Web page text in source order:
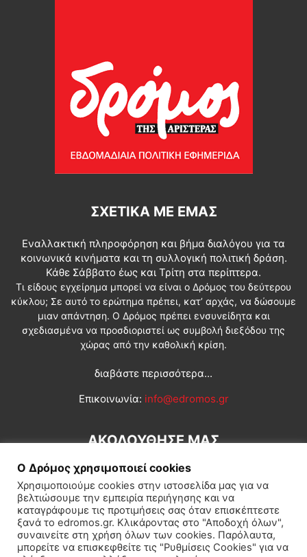
ΣΧΕΤΙΚΆ ΜΕ ΕΜΆΣ
Εναλλακτική πληροφόρηση και βήμα διαλόγου για τα
κοινωνικά κινήματα και τη συλλογική πολιτική δράση.
Κάθε Σάββατο έως και Τρίτη στα περίπτερα.
Τι είδους εγχείρημα μπορεί να είναι ο Δρόμος του δεύτερου
κύκλου; Σε αυτό το ερώτημα πρέπει, κατ’ αρχάς, να δώσουμε
μιαν απάντηση. Ο Δρόμος πρέπει ενσυνείδητα και
σχεδιασμένα να προσδιοριστεί ως συμβολή διεξόδου της
χώρας από την καθολική κρίση.
διαβάστε περισσότερα...
Επικοινωνία: info@edromos.gr
ΑΚΟΛΟΥΘΗΣΕ ΜΑΣ
Εγγραφή συνδρομητή Πολιτική Διεθνή Κοινωνία
Ο Δρόμος χρησιμοποιεί cookies
Χρησιμοποιούμε cookies στην ιστοσελίδα μας για να
βελτιώσουμε την εμπειρία περιήγησης και να
καταγράφουμε τις προτιμήσεις σας όταν επισκέπτεστε
ξανά το edromos.gr. Κλικάροντας στο "Αποδοχή όλων",
συναινείτε στη χρήση όλων των cookies. Παρόλαυτα,
μπορείτε να επισκεφθείτε τις "Ρυθμίσεις Cookies" για να